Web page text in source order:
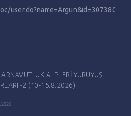
user.do?name=Argun&id=307380
ARNAVUTLUK ALPLERİ YÜRÜYÜŞ
-2 (10-15.8.2026)